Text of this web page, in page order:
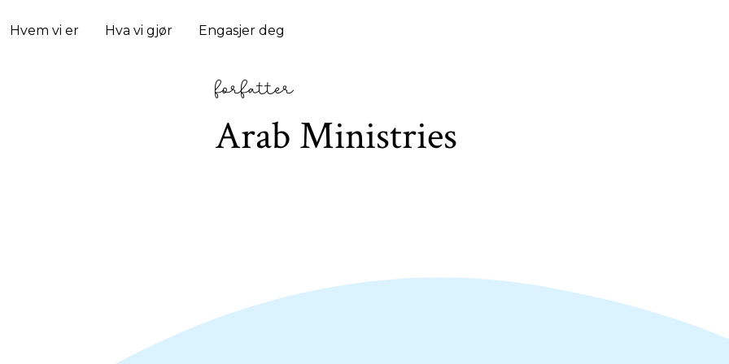
Hvem vi er Hva vi gjør Engasjer deg
forfatter
Arab Ministries